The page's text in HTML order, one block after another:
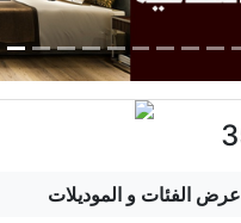
عرض الفئات و الموديلات